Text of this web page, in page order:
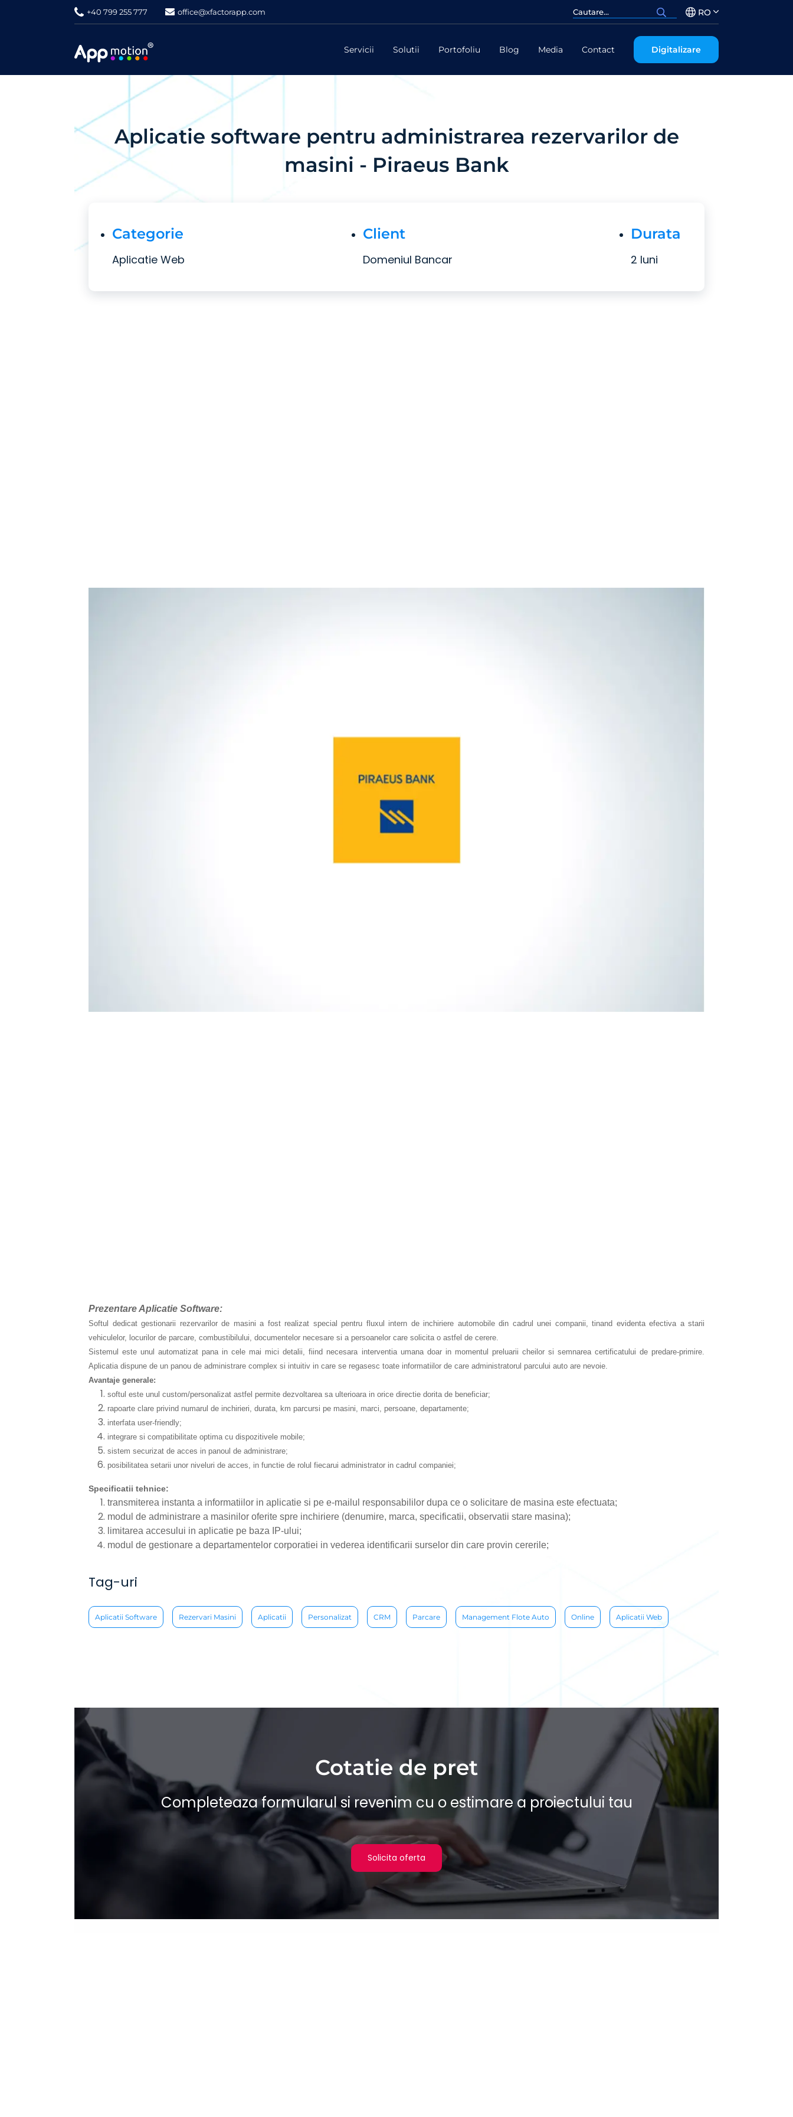
+40 799 255 777 office@xfactorapp.com RO
Servicii Solutii Portofoliu Blog Media Contact Digitalizare
Aplicatie software pentru administrarea rezervarilor de
masini - Piraeus Bank
Categorie
Aplicatie Web
Client
Domeniul Bancar
Durata
2 luni
Prezentare Aplicatie Software:
Softul dedicat gestionarii rezervarilor de masini a fost realizat special pentru fluxul intern de inchiriere automobile din cadrul unei companii, tinand evidenta efectiva a starii
vehiculelor, locurilor de parcare, combustibilului, documentelor necesare si a persoanelor care solicita o astfel de cerere.
Sistemul este unul automatizat pana in cele mai mici detalii, fiind necesara interventia umana doar in momentul preluarii cheilor si semnarea certificatului de predare-primire.
Aplicatia dispune de un panou de administrare complex si intuitiv in care se regasesc toate informatiilor de care administratorul parcului auto are nevoie.
Avantaje generale:
softul este unul custom/personalizat astfel permite dezvoltarea sa ulterioara in orice directie dorita de beneficiar;
rapoarte clare privind numarul de inchirieri, durata, km parcursi pe masini, marci, persoane, departamente;
interfata user-friendly;
integrare si compatibilitate optima cu dispozitivele mobile;
sistem securizat de acces in panoul de administrare;
posibilitatea setarii unor niveluri de acces, in functie de rolul fiecarui administrator in cadrul companiei;
Specificatii tehnice:
transmiterea instanta a informatiilor in aplicatie si pe e-mailul responsabililor dupa ce o solicitare de masina este efectuata;
modul de administrare a masinilor oferite spre inchiriere (denumire, marca, specificatii, observatii stare masina);
limitarea accesului in aplicatie pe baza IP-ului;
modul de gestionare a departamentelor corporatiei in vederea identificarii surselor din care provin cererile;
Tag-uri
Aplicatii Software Rezervari Masini Aplicatii Personalizat CRM Parcare Management Flote Auto Online Aplicatii Web
Cotatie de pret
Completeaza formularul si revenim cu o estimare a proiectului tau
Solicita oferta